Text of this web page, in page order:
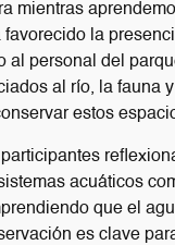
mientras
favorecido la
al personal del
al río, la fauna
estos
participantes
acuáticos
que el
es clave